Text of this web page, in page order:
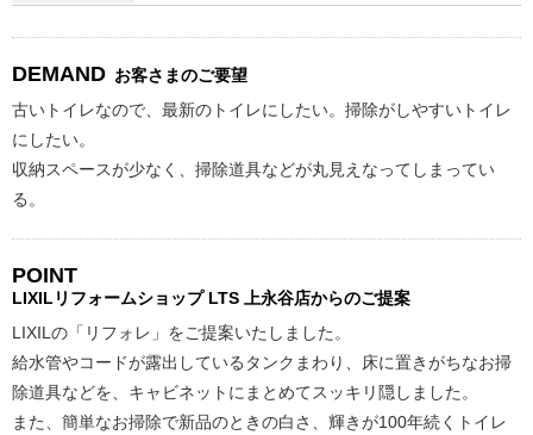
DEMAND お客さまのご要望
古いトイレなので、最新のトイレにしたい。掃除がしやすいトイレ
にしたい。
収納スペースが少なく、掃除道具などが丸見えなってしまってい
る。
POINT
LIXILリフォームショップ LTS 上永谷店からのご提案
LIXILの「リフォレ」をご提案いたしました。
給水管やコードが露出しているタンクまわり、床に置きがちなお掃
除道具などを、キャビネットにまとめてスッキリ隠しました。
また、簡単なお掃除で新品のときの白さ、輝きが100年続くトイレ